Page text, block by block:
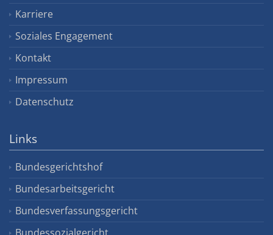
Karriere
Soziales Engagement
Kontakt
Impressum
Datenschutz
Links
Bundesgerichtshof
Bundesarbeitsgericht
Bundesverfassungsgericht